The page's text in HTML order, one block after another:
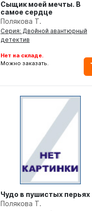
Сыщик моей мечты. В
самое сердце
Полякова Т.
Серия: Двойной авантюрный
детектив
Нет на складе.
Можно заказать.
Чудо в пушистых перьях
Полякова Т.